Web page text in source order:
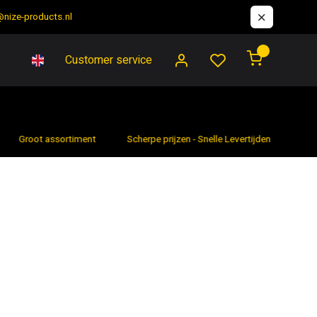
products.nl
Customer service
Groot assortiment Scherpe prijzen - Snelle Levertijden